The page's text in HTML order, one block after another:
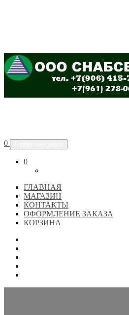
0
0
ГЛАВНАЯ
МАГАЗИН
КОНТАКТЫ
ОФОРМЛЕНИЕ ЗАКАЗА
КОРЗИНА